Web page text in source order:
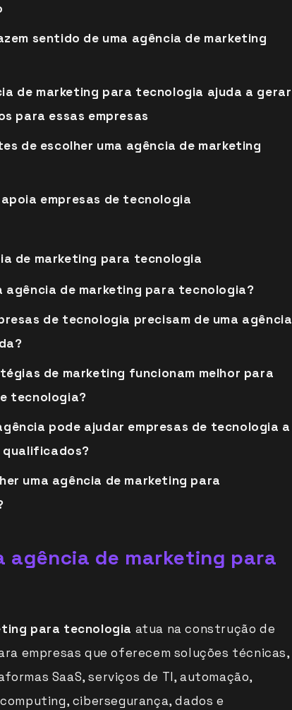
sentido de uma agência de marketing
de marketing para tecnologia ajuda a gerar
para essas empresas
de escolher uma agência de marketing
apoia empresas de tecnologia
de marketing para tecnologia
agência de marketing para tecnologia?
de tecnologia precisam de uma agência
de marketing funcionam melhor para
tecnologia?
pode ajudar empresas de tecnologia a
qualificados?
uma agência de marketing para
agência de marketing para
para tecnologia atua na construção de
empresas que oferecem soluções técnicas,
SaaS, serviços de TI, automação,
cibersegurança, dados e